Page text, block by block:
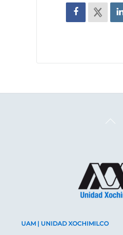
Back
UAM | UNIDAD XOCHIMILCO